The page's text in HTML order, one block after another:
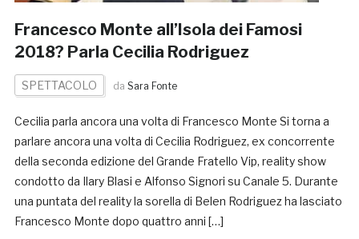
Francesco Monte all’Isola dei Famosi
2018? Parla Cecilia Rodriguez
SPETTACOLO da Sara Fonte
Cecilia parla ancora una volta di Francesco Monte Si torna a
parlare ancora una volta di Cecilia Rodriguez, ex concorrente
della seconda edizione del Grande Fratello Vip, reality show
condotto da Ilary Blasi e Alfonso Signori su Canale 5. Durante
una puntata del reality la sorella di Belen Rodriguez ha lasciato
Francesco Monte dopo quattro anni […]